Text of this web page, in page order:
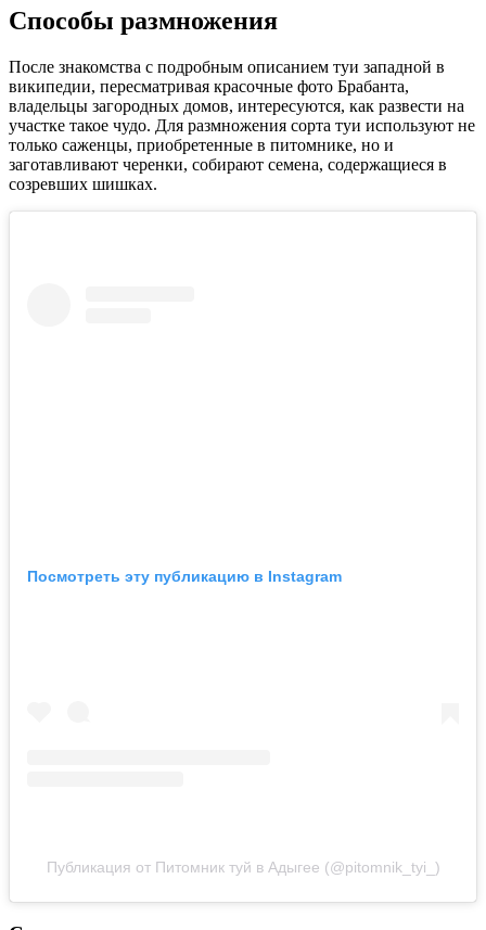
Способы размножения
После знакомства с подробным описанием туи западной в
википедии, пересматривая красочные фото Брабанта,
владельцы загородных домов, интересуются, как развести на
участке такое чудо. Для размножения сорта туи используют не
только саженцы, приобретенные в питомнике, но и
заготавливают черенки, собирают семена, содержащиеся в
созревших шишках.
Посмотреть эту публикацию в Instagram
Публикация от Питомник туй в Адыгее (@pitomnik_tyi_)